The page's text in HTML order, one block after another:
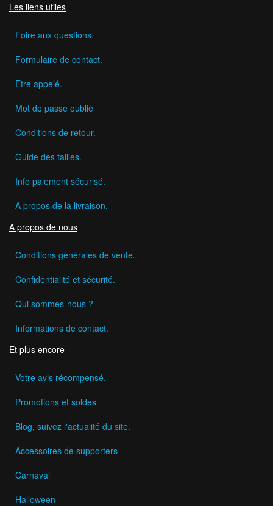
Les liens utiles
Foire aux questions.
Formulaire de contact.
Etre appelé.
Mot de passe oublié
Conditions de retour.
Guide des tailles.
Info paiement sécurisé.
A propos de la livraison.
A propos de nous
Conditions générales de vente.
Confidentialité et sécurité.
Qui sommes-nous ?
Informations de contact.
Et plus encore
Votre avis récompensé.
Promotions et soldes
Blog, suivez l'actualité du site.
Accessoires de supporters
Carnaval
Halloween